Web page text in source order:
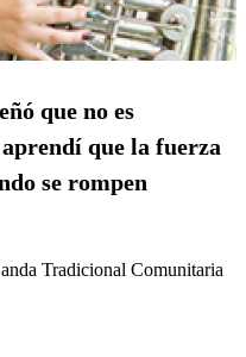
que no es
que la fuerza
se rompen
Tradicional Comunitaria